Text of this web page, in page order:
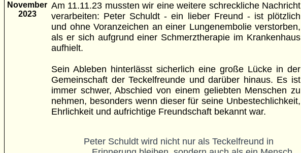
November
2023
Am 11.11.23 mussten wir eine weitere schreckliche Nachricht
verarbeiten: Peter Schuldt - ein lieber Freund - ist plötzlich
und ohne Voranzeichen an einer Lungenembolie verstorben,
als er sich aufgrund einer Schmerztherapie im Krankenhaus
aufhielt.
Sein Ableben hinterlässt sicherlich eine große Lücke in der
Gemeinschaft der Teckelfreunde und darüber hinaus. Es ist
immer schwer, Abschied von einem geliebten Menschen zu
nehmen, besonders wenn dieser für seine Unbestechlichkeit,
Ehrlichkeit und aufrichtige Freundschaft bekannt war.
Peter Schuldt wird nicht nur als Teckelfreund in